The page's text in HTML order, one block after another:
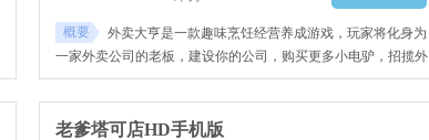
概要
外卖大亨是一款趣味烹饪经营养成游戏，玩家将化身为
一家外卖公司的老板，建设你的公司，购买更多小电驴，招揽外
卖员进行训练，与各种美食商家谈成合作，让每一位外卖员准时
快速的到达顾客手中，获取好评赚取更加钱财，提升你的公司知
名度，将你的外卖公司做大做强，感兴趣的玩家千万不要错过
老爹塔可店HD手机版